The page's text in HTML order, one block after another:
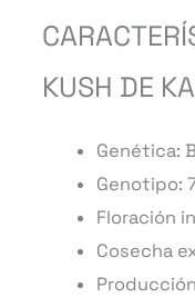
KUSH DE
Genética:
Genotipo:
Floración
Cosecha